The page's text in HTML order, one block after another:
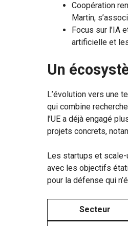
Coopération
Martin,
Focus sur l’IA
artificielle et
Un
L’évolution vers une
qui combine
l’UE a déjà engagé
projets concrets,
Les startups et
avec les objectifs
pour la défense qui
Secteur